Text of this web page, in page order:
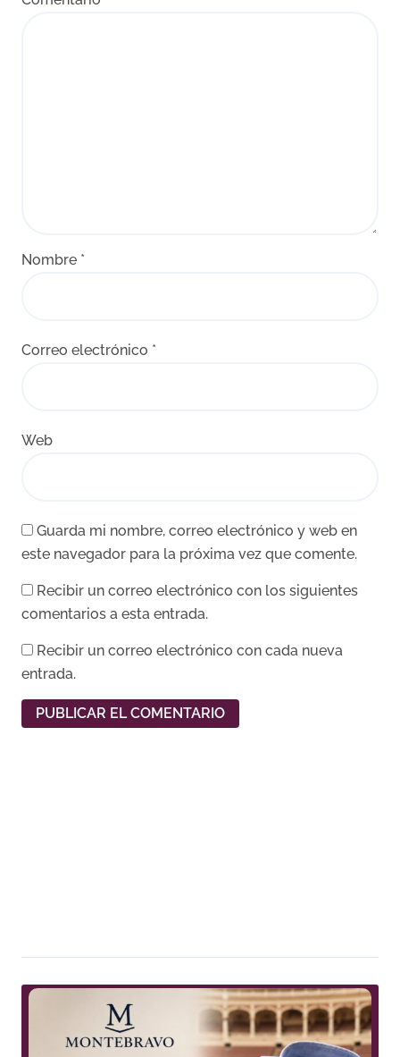
Nombre *
Correo electrónico *
Web
Guarda mi nombre, correo electrónico y web en
este navegador para la próxima vez que comente.
Recibir un correo electrónico con los siguientes
comentarios a esta entrada.
Recibir un correo electrónico con cada nueva
entrada.